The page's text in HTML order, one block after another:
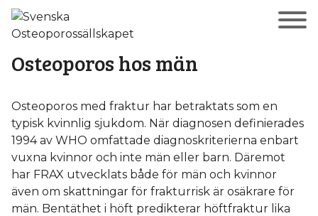
Osteoporos hos män
Osteoporos med fraktur har betraktats som en
typisk kvinnlig sjukdom. När diagnosen definierades
1994 av WHO omfattade diagnoskriterierna enbart
vuxna kvinnor och inte män eller barn. Däremot
har FRAX utvecklats både för män och kvinnor
även om skattningar för frakturrisk är osäkrare för
män. Bentäthet i höft predikterar höftfraktur lika